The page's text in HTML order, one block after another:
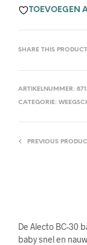
TOEVOEGEN
SHARE THIS PRODUCT
ARTIKELNUMMER:
CATEGORIE:
PREVIOUS
De Alecto BC-30
baby snel en